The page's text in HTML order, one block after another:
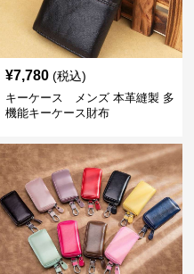
¥7,780 (税込)
キーケース メンズ 本革縫製 多
機能キーケース財布